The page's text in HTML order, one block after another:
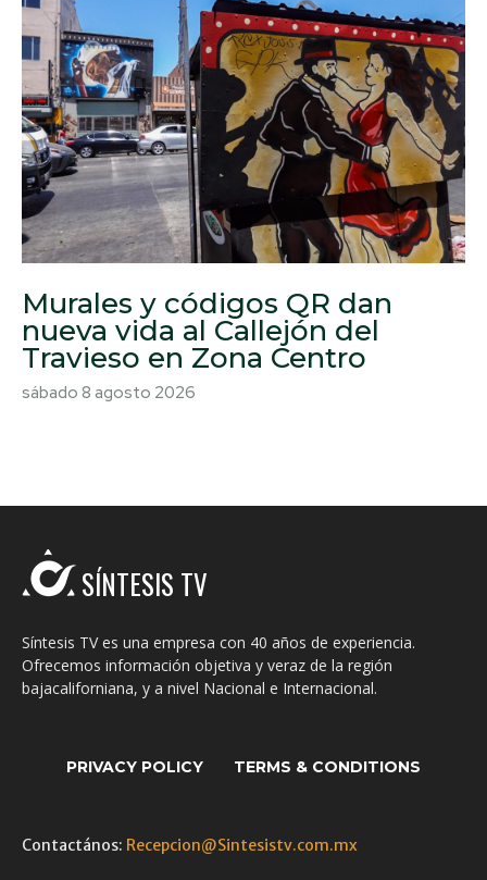
Murales y códigos QR dan
nueva vida al Callejón del
Travieso en Zona Centro
sábado 8 agosto 2026
SÍNTESIS TV
Síntesis TV es una empresa con 40 años de experiencia.
Ofrecemos información objetiva y veraz de la región
bajacaliforniana, y a nivel Nacional e Internacional.
PRIVACY POLICY TERMS & CONDITIONS
Contactános: Recepcion@Sintesistv.com.mx